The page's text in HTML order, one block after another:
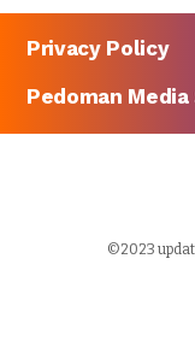
Privacy Policy
Pedoman Media
©2023